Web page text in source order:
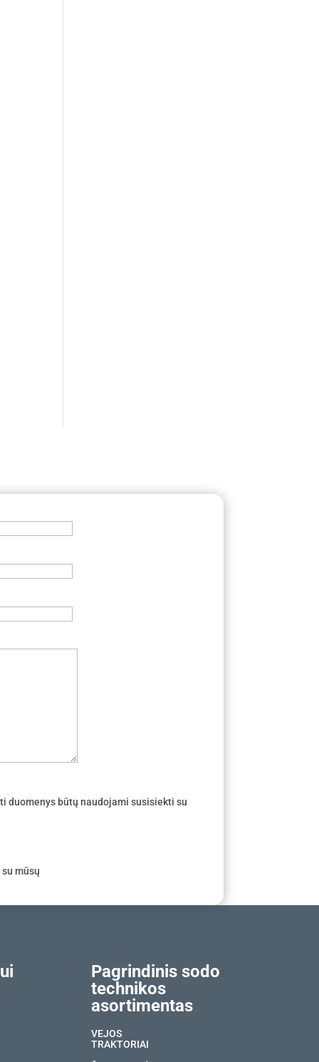
duomenys būtų naudojami susisiekti su
mūsų
Pagrindinis sodo
technikos
asortimentas
VEJOS
TRAKTORIAI